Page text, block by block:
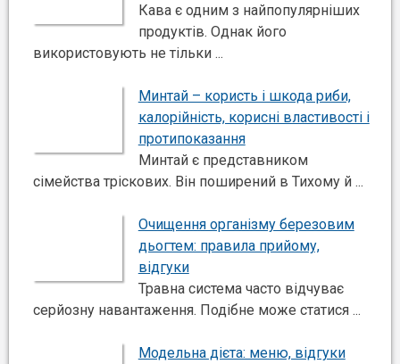
Кава є одним з найпопулярніших
продуктів. Однак його
використовують не тільки ...
Минтай – користь і шкода риби,
калорійність, корисні властивості і
протипоказання
Минтай є представником
сімейства тріскових. Він поширений в Тихому й ...
Очищення організму березовим
дьогтем: правила прийому,
відгуки
Травна система часто відчуває
серйозну навантаження. Подібне може статися ...
Модельна дієта: меню, відгуки